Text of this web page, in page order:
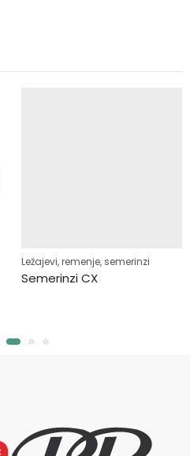
Ležajevi, remenje, semerinzi
Semerinzi CX